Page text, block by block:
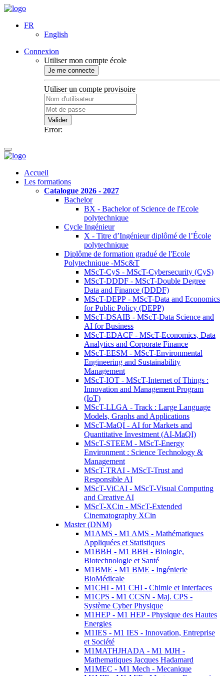
FR
English
Connexion
Utiliser mon compte école
Je me connecte
Utiliser un compte provisoire
Valider
Error:
Accueil
Les formations
Catalogue 2026 - 2027
Bachelor
BX - Bachelor of Science de l'Ecole
polytechnique
Cycle Ingénieur
X - Titre d’Ingénieur diplômé de l’École
polytechnique
Diplôme de formation gradué de l'Ecole
Polytechnique -MSc&T
MScT-CyS - MScT-Cybersecurity (CyS)
MScT-DDDF - MScT-Double Degree
Data and Finance (DDDF)
MScT-DEPP - MScT-Data and Economics
for Public Policy (DEPP)
MScT-DSAIB - MScT-Data Science and
AI for Business
MScT-EDACF - MScT-Economics, Data
Analytics and Corporate Finance
MScT-EESM - MScT-Environmental
Engineering and Sustainability
Management
MScT-IOT - MScT-Internet of Things :
Innovation and Management Program
(IoT)
MScT-LLGA - Track : Large Language
Models, Graphs and Applications
MScT-MaQI - AI for Markets and
Quantitative Investment (AI-MaQI)
MScT-STEEM - MScT-Energy
Environment : Science Technology &
Management
MScT-TRAI - MScT-Trust and
Responsible AI
MScT-ViCAI - MScT-Visual Computing
and Creative AI
MScT-XCin - MScT-Extended
Cinematography XCin
Master (DNM)
M1AMS - M1 AMS - Mathématiques
Appliquées et Statistiques
M1BBH - M1 BBH - Biologie,
Biotechnologie et Santé
M1BME - M1 BME - Ingénierie
BioMédicale
M1CHI - M1 CHI - Chimie et Interfaces
M1CPS - M1 CCSN - Maj. CPS -
Système Cyber Physique
M1HEP - M1 HEP - Physique des Hautes
Energies
M1IES - M1 IES - Innovation, Entreprise
et Société
M1MATHJHADA - M1 MJH -
Mathematiques Jacques Hadamard
M1MEC - M1 Mech - Mecanique